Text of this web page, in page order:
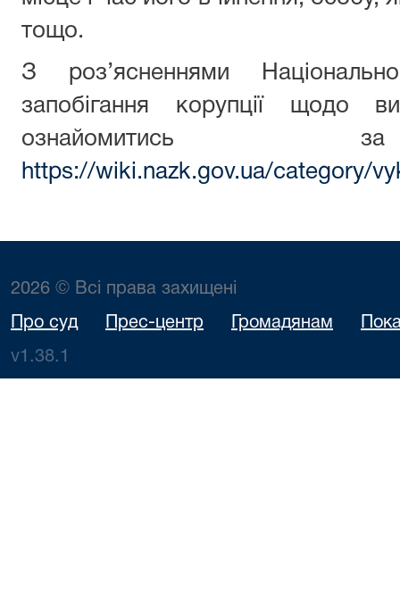
тощо.
З роз’ясненнями
запобігання корупції щодо
ознайомитись
https://wiki.nazk.gov.ua/category/
2026 © Всі права захищені
Про суд Прес-центр Громадянам
v1.38.1